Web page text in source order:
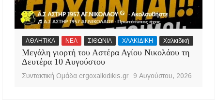
ΑΘΛΗΤΙΚΑ ΝΕΑ ΣΙΘΩΝΙΑ ΧΑΛΚΙΔΙΚΗ Χαλκιδική
Μεγάλη γιορτή του Αστέρα Αγίου Νικολάου τη
Δευτέρα 10 Αυγούστου
Συντακτική Ομάδα ergoxalkidikis.gr 9 Αυγούστου, 2026